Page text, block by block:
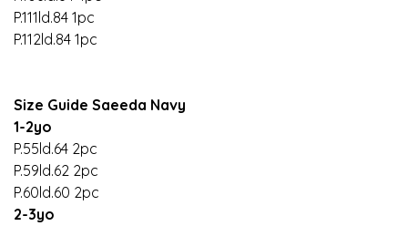
P.111ld.84 1pc
P.112ld.84 1pc
Size Guide Saeeda Navy
1-2yo
P.55ld.64 2pc
P.59ld.62 2pc
P.60ld.60 2pc
2-3yo